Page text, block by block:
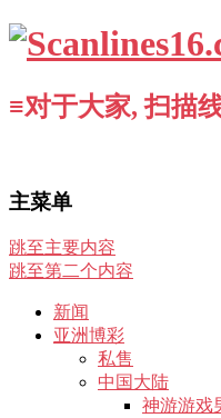
≡对于大家, 扫描
主菜单
跳至主要内容
跳至第二个内容
新闻
亚洲博彩
私售
中国大陆
神游游戏